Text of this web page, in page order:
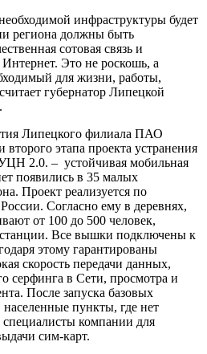
инфраструктуры будет
региона должны быть
сотовая связь и
Это не роскошь, а
для жизни, работы,
губернатор Липецкой
Липецкого филиала ПАО
второго этапа проекта устранения
2.0. – устойчивая мобильная
появились в 35 малых
Проект реализуется по
Согласно ему в деревнях,
от 100 до 500 человек,
станции. Все вышки подключены к
этому гарантированы
скорость передачи данных,
серфинга в Сети, просмотра и
После запуска базовых
пункты, где нет
компании для
сим-карт.